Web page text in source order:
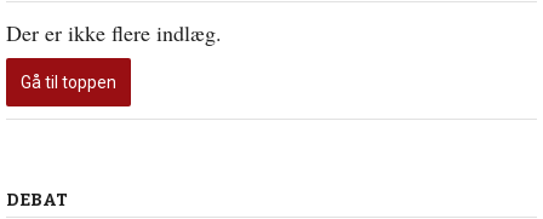
Der er ikke flere indlæg.
Gå til toppen
Debat
DEBAT